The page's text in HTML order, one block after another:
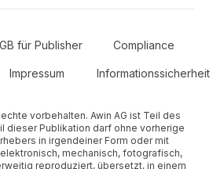
für Publisher Compliance
Impressum Informationssicherheit
vorbehalten. Awin AG ist Teil des
dieser Publikation darf ohne vorherige
in irgendeiner Form oder mit
mechanisch, fotografisch,
reproduziert, übersetzt, in einem